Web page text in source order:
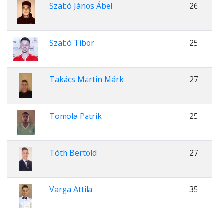
Szabó János Ábel 26
Szabó Tibor 25
Takács Martin Márk 27
Tomola Patrik 25
Tóth Bertold 27
Varga Attila 35